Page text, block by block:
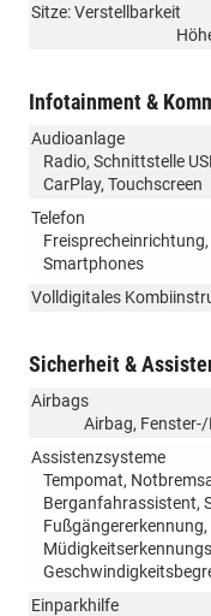
Sitze: Verstellbarkeit
Infotainment &
Audioanlage
Radio, Schnittstelle
CarPlay, Touchscreen
Telefon
Smartphones
Volldigitales
Sicherheit &
Airbags
Airbag,
Assistenzsysteme
Tempomat,
Berganfahrassistent,
Einparkhilfe